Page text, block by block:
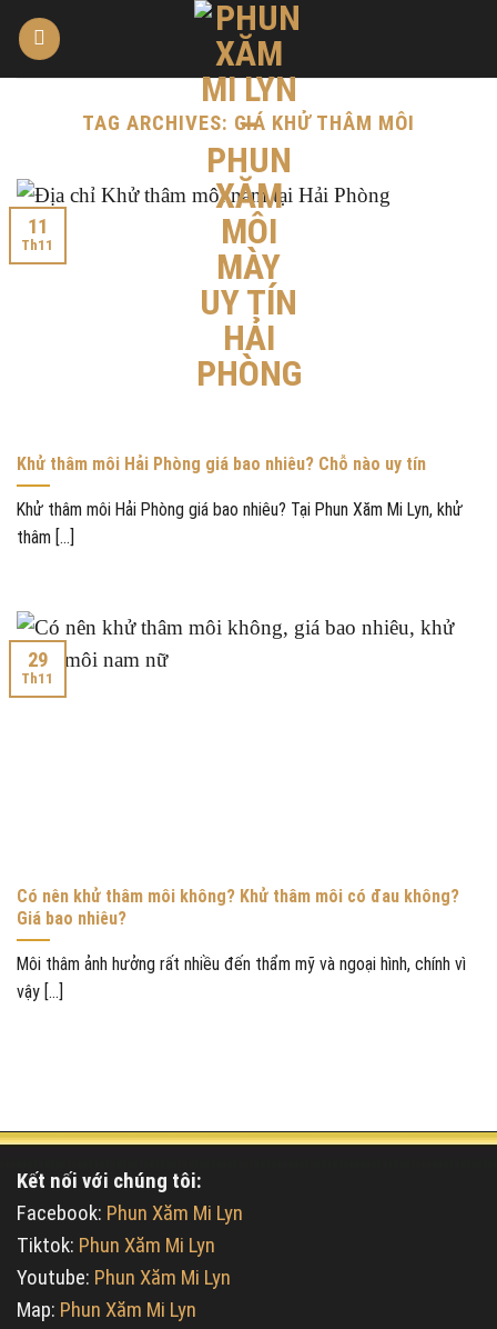
Skip
content
TAG ARCHIVES: GIÁ KHỬ THÂM MÔI
Khử thâm môi Hải Phòng giá bao nhiêu? Chỗ nào uy tín
Khử thâm môi Hải Phòng giá bao nhiêu? Tại Phun Xăm Mi Lyn, khử
thâm [...]
11
Th11
Có nên khử thâm môi không? Khử thâm môi có đau không?
Giá bao nhiêu?
Môi thâm ảnh hưởng rất nhiều đến thẩm mỹ và ngoại hình, chính vì
vậy [...]
29
Th11
Kết nối với chúng tôi:
Facebook: Phun Xăm Mi Lyn
Tiktok: Phun Xăm Mi Lyn
Youtube: Phun Xăm Mi Lyn
Map: Phun Xăm Mi Lyn